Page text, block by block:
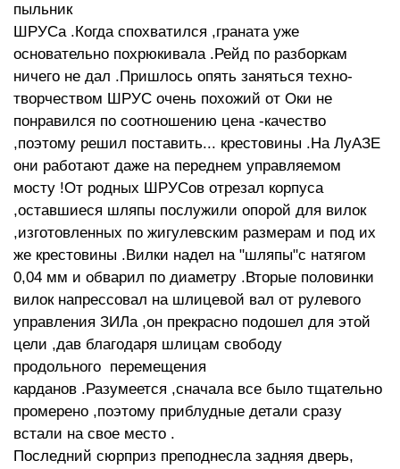
пыльник
ШРУСа .Когда спохватился ,граната уже
основательно похрюкивала .Рейд по разборкам
ничего не дал .Пришлось опять заняться техно-
творчеством ШРУС очень похожий от Оки не
понравился по соотношению цена -качество
,поэтому решил поставить... крестовины .На ЛуАЗЕ
они работают даже на переднем управляемом
мосту !От родных ШРУСов отрезал корпуса
,оставшиеся шляпы послужили опорой для вилок
,изготовленных по жигулевским размерам и под их
же крестовины .Вилки надел на "шляпы"с натягом
0,04 мм и обварил по диаметру .Вторые половинки
вилок напрессовал на шлицевой вал от рулевого
управления ЗИЛа ,он прекрасно подошел для этой
цели ,дав благодаря шлицам свободу
продольного перемещения
карданов .Разумеется ,сначала все было тщательно
промерено ,поэтому приблудные детали сразу
встали на свое место .
Последний сюрприз преподнесла задняя дверь,